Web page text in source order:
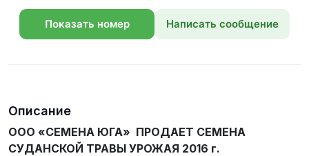
Показать номер Написать сообщение
Описание
ООО «СЕМЕНА ЮГА» ПРОДАЕТ СЕМЕНА
СУДАНСКОЙ ТРАВЫ УРОЖАЯ 2016 г.